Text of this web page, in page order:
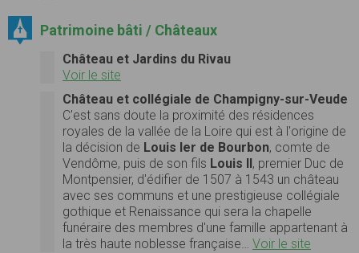
Patrimoine bâti / Châteaux
Château et Jardins du Rivau
Voir le site
Château et collégiale de Champigny-sur-Veude
C'est sans doute la proximité des résidences
royales de la vallée de la Loire qui est à l'origine de
la décision de Louis Ier de Bourbon, comte de
Vendôme, puis de son fils Louis II, premier Duc de
Montpensier, d'édifier de 1507 à 1543 un château
avec ses communs et une prestigieuse collégiale
gothique et Renaissance qui sera la chapelle
funéraire des membres d'une famille appartenant à
la très haute noblesse française… Voir le site